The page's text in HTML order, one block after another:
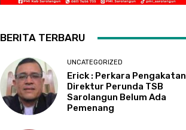
BERITA TERBARU
UNCATEGORIZED
Erick : Perkara Pengakatan
Direktur Perunda TSB
Sarolangun Belum Ada
Pemenang